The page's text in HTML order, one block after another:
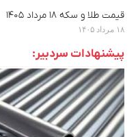
قیمت طلا و سکه ۱۸ مرداد ۱۴۰۵
۱۸ مرداد ۱۴۰۵
پیشنهادات سردبیر: